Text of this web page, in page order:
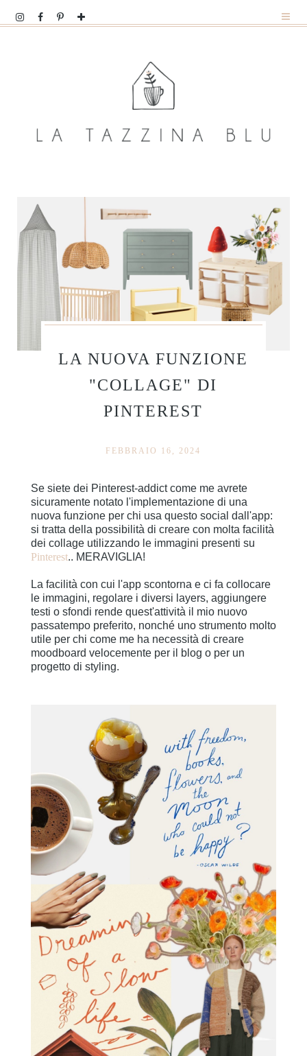
LA NUOVA FUNZIONE
"COLLAGE" DI
PINTEREST
FEBBRAIO 16, 2024
Se siete dei Pinterest-addict come me avrete
sicuramente notato l'implementazione di una
nuova funzione per chi usa questo social dall'app:
si tratta della possibilità di creare con molta facilità
dei collage utilizzando le immagini presenti su
Pinterest.. MERAVIGLIA!
La facilità con cui l'app scontorna e ci fa collocare
le immagini, regolare i diversi layers, aggiungere
testi o sfondi rende quest'attività il mio nuovo
passatempo preferito, nonché uno strumento molto
utile per chi come me ha necessità di creare
moodboard velocemente per il blog o per un
progetto di styling.